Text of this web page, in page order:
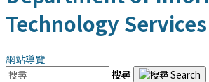
Technology Services
網站導覽
搜尋